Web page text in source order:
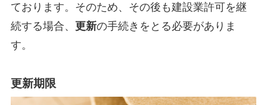
ております。そのため、その後も建設業許可を継
続する場合、 更新の手続きをとる必要がありま
す。
更新期限